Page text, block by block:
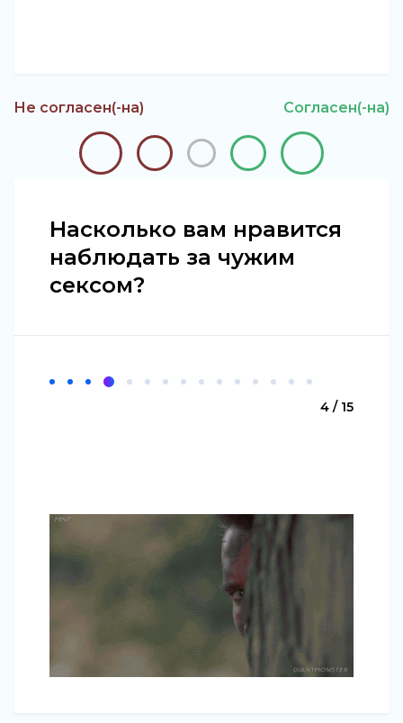
Не согласен(-на) Согласен(-на)
Насколько вам нравится
наблюдать за чужим
сексом?
4 / 15